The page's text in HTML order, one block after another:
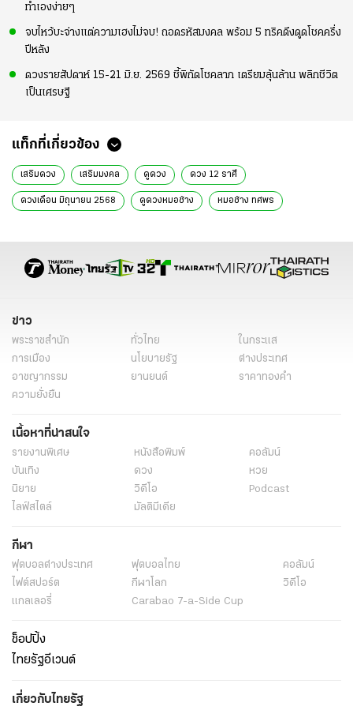
ทำเองง่ายๆ
จบไหว้บะจ่างแต่ความเฮงไม่จบ! ถอดรหัสมงคล พร้อม 5 ทริคดึงดูดโชคครึ่ง
ปีหลัง
ดวงรายสัปดาห์ 15-21 มิ.ย. 2569 ชี้พิกัดโชคลาภ เตรียมลุ้นล้าน พลิกชีวิต
เป็นเศรษฐี
แท็กที่เกี่ยวข้อง
เสริมดวง เสริมมงคล ดูดวง ดวง 12 ราศี
ดวงเดือน มิถุนายน 2568 ดูดวงหมอช้าง หมอช้าง ทศพร
ข่าว
พระราชสำนัก ทั่วไทย
ในกระแส
การเมือง
นโยบายรัฐ
ต่างประเทศ
อาชญากรรม
ยานยนต์
ราคาทองคำ
ความยั่งยืน
เนื้อหาที่น่าสนใจ
รายงานพิเศษ หนังสือพิมพ์
คอลัมน์
บันเทิง
ดวง
หวย
นิยาย
วิดีโอ
Podcast
ไลฟ์สไตล์
มัลติมีเดีย
กีฬา
ฟุตบอลต่่างประเทศ ฟุตบอลไทย
คอลัมน์
ไฟต์สปอร์ต
กีฬาโลก
วิดีโอ
แกลเลอรี่
Carabao 7-a-Side Cup
ช็อปปิ้ง
ไทยรัฐอีเวนต์
เกี่ยวกับไทยรัฐ